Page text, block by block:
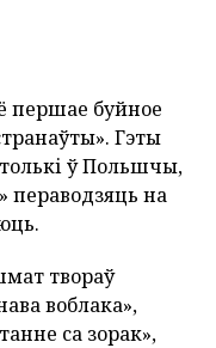
першае буйное
Гэты
ў Польшчы,
пераводзяць на
твораў
воблака»,
са зорак»,